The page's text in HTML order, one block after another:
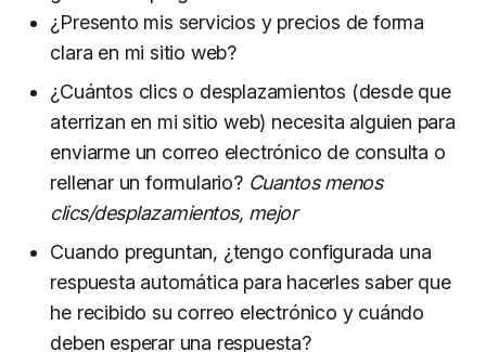
¿Presento mis servicios y precios de forma
clara en mi sitio web?
¿Cuántos clics o desplazamientos (desde que
aterrizan en mi sitio web) necesita alguien para
enviarme un correo electrónico de consulta o
rellenar un formulario? Cuantos menos
clics/desplazamientos, mejor
Cuando preguntan, ¿tengo configurada una
respuesta automática para hacerles saber que
he recibido su correo electrónico y cuándo
deben esperar una respuesta?